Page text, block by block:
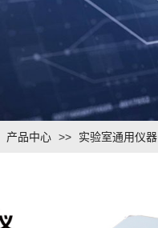
产品中心 >> 实验室通用仪器